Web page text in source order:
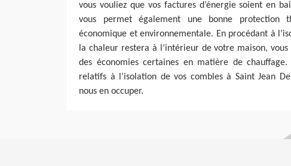
vous vouliez que vos factures d’énergie soient en
vous permet également une bonne protection
économique et environnementale. En procédant à
la chaleur restera à l’intérieur de votre maison,
des économies certaines en matière de chauffage.
relatifs à l’isolation de vos combles à Saint Jean
nous en occuper.